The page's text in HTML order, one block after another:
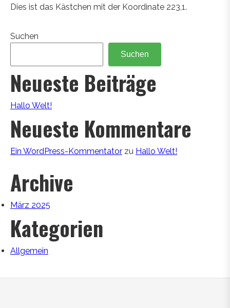
Dies ist das Kästchen mit der Koordinate 223,1.
Suchen
Suchen
Neueste Beiträge
Hallo Welt!
Neueste Kommentare
Ein WordPress-Kommentator zu Hallo Welt!
Archive
März 2025
Kategorien
Allgemein